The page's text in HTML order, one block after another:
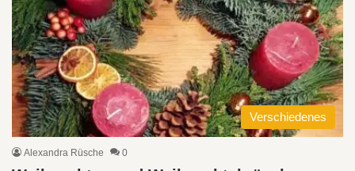
Verschiedenes
Alexandra Rüsche 0